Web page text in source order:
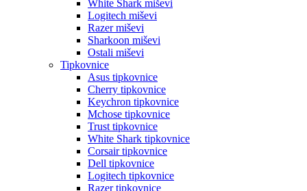
White Shark miševi
Logitech miševi
Razer miševi
Sharkoon miševi
Ostali miševi
Tipkovnice
Asus tipkovnice
Cherry tipkovnice
Keychron tipkovnice
Mchose tipkovnice
Trust tipkovnice
White Shark tipkovnice
Corsair tipkovnice
Dell tipkovnice
Logitech tipkovnice
Razer tipkovnice